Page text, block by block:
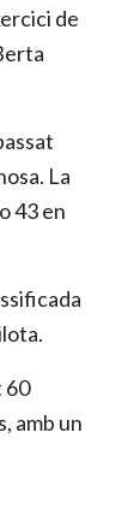
de
La
43 en
60
amb un